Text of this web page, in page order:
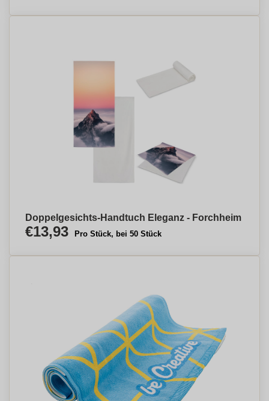
Doppelgesichts-Handtuch Eleganz - Forchheim
€13,93 Pro Stück, bei 50 Stück